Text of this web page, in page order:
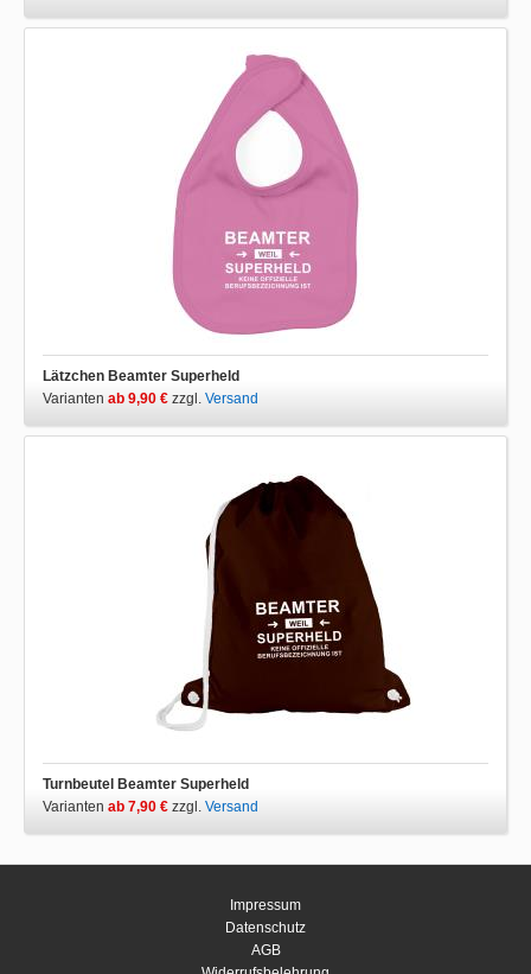
Lätzchen Beamter Superheld
Varianten ab 9,90 € zzgl. Versand
Turnbeutel Beamter Superheld
Varianten ab 7,90 € zzgl. Versand
Impressum
Datenschutz
AGB